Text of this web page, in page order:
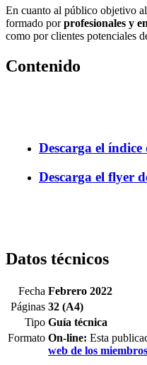
En cuanto al público objetivo
formado porprofesionales y
como por clientes potenciales
Contenido
Descarga el
Descarga el flyer
Datos técnicos
Fecha Febrero 2022
Páginas 32 (A4)
Tipo Guía técnica
Formato On-line: Esta
web de los miembros